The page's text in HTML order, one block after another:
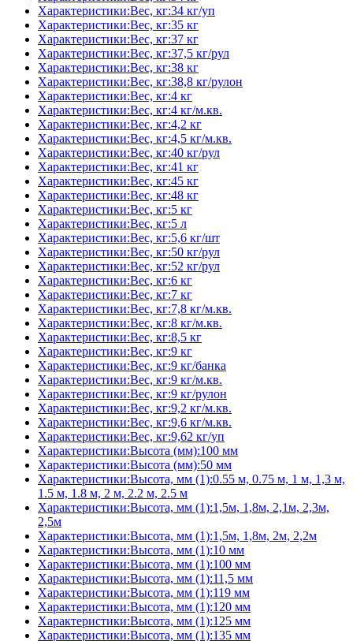
Характеристики:Вес, кг:34 кг/уп
Характеристики:Вес, кг:35 кг
Характеристики:Вес, кг:37 кг
Характеристики:Вес, кг:37,5 кг/рул
Характеристики:Вес, кг:38 кг
Характеристики:Вес, кг:38,8 кг/рулон
Характеристики:Вес, кг:4 кг
Характеристики:Вес, кг:4 кг/м.кв.
Характеристики:Вес, кг:4,2 кг
Характеристики:Вес, кг:4,5 кг/м.кв.
Характеристики:Вес, кг:40 кг/рул
Характеристики:Вес, кг:41 кг
Характеристики:Вес, кг:45 кг
Характеристики:Вес, кг:48 кг
Характеристики:Вес, кг:5 кг
Характеристики:Вес, кг:5 л
Характеристики:Вес, кг:5,6 кг/шт
Характеристики:Вес, кг:50 кг/рул
Характеристики:Вес, кг:52 кг/рул
Характеристики:Вес, кг:6 кг
Характеристики:Вес, кг:7 кг
Характеристики:Вес, кг:7,8 кг/м.кв.
Характеристики:Вес, кг:8 кг/м.кв.
Характеристики:Вес, кг:8,5 кг
Характеристики:Вес, кг:9 кг
Характеристики:Вес, кг:9 кг/банка
Характеристики:Вес, кг:9 кг/м.кв.
Характеристики:Вес, кг:9 кг/рулон
Характеристики:Вес, кг:9,2 кг/м.кв.
Характеристики:Вес, кг:9,6 кг/м.кв.
Характеристики:Вес, кг:9,62 кг/уп
Характеристики:Высота (мм):100 мм
Характеристики:Высота (мм):50 мм
Характеристики:Высота, мм (1):0.55 м, 0.75 м, 1 м, 1,3 м,
1.5 м, 1.8 м, 2 м, 2.2 м, 2.5 м
Характеристики:Высота, мм (1):1,5м, 1,8м, 2,1м, 2,3м,
2,5м
Характеристики:Высота, мм (1):1,5м, 1,8м, 2м, 2,2м
Характеристики:Высота, мм (1):10 мм
Характеристики:Высота, мм (1):100 мм
Характеристики:Высота, мм (1):11,5 мм
Характеристики:Высота, мм (1):119 мм
Характеристики:Высота, мм (1):120 мм
Характеристики:Высота, мм (1):125 мм
Характеристики:Высота, мм (1):135 мм